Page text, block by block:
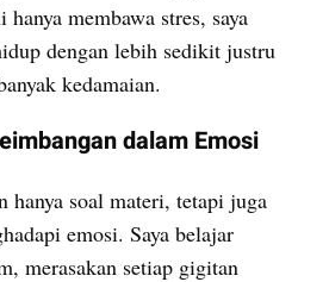
membawa stres, saya
dengan lebih sedikit justru
kedamaian.
dalam Emosi
hanya soal materi, tetapi juga
emosi. Saya belajar
merasakan setiap gigitan